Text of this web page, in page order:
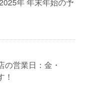
の営業日：金・
！